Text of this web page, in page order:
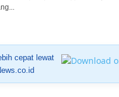
cepat lewat